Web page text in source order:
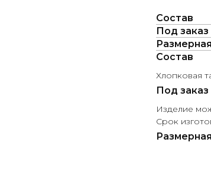
Состав
Под заказ
Состав
Хлопковая
Под заказ
Изделие
Срок